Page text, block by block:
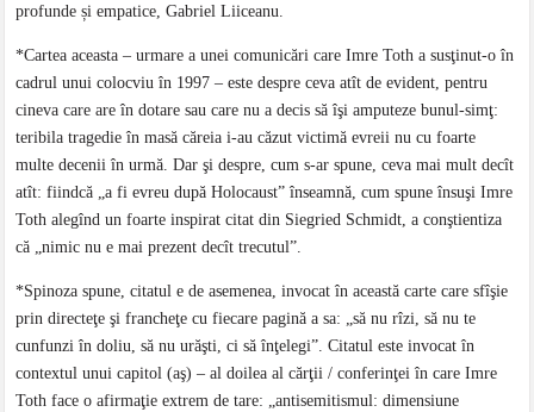
profunde și empatice, Gabriel Liiceanu.
*Cartea aceasta – urmare a unei comunicări care Imre Toth a susţinut-o în
cadrul unui colocviu în 1997 – este despre ceva atît de evident, pentru
cineva care are în dotare sau care nu a decis să îşi amputeze bunul-simţ:
teribila tragedie în masă căreia i-au căzut victimă evreii nu cu foarte
multe decenii în urmă. Dar şi despre, cum s-ar spune, ceva mai mult decît
atît: fiindcă „a fi evreu după Holocaust” înseamnă, cum spune însuşi Imre
Toth alegînd un foarte inspirat citat din Siegried Schmidt, a conştientiza
că „nimic nu e mai prezent decît trecutul”.
*Spinoza spune, citatul e de asemenea, invocat în această carte care sfîşie
prin directeţe şi francheţe cu fiecare pagină a sa: „să nu rîzi, să nu te
cunfunzi în doliu, să nu urăşti, ci să înţelegi”. Citatul este invocat în
contextul unui capitol (aş) – al doilea al cărţii / conferinţei în care Imre
Toth face o afirmaţie extrem de tare: „antisemitismul: dimensiune